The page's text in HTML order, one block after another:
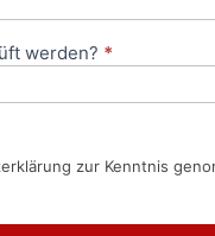
werden? *
zur Kenntnis